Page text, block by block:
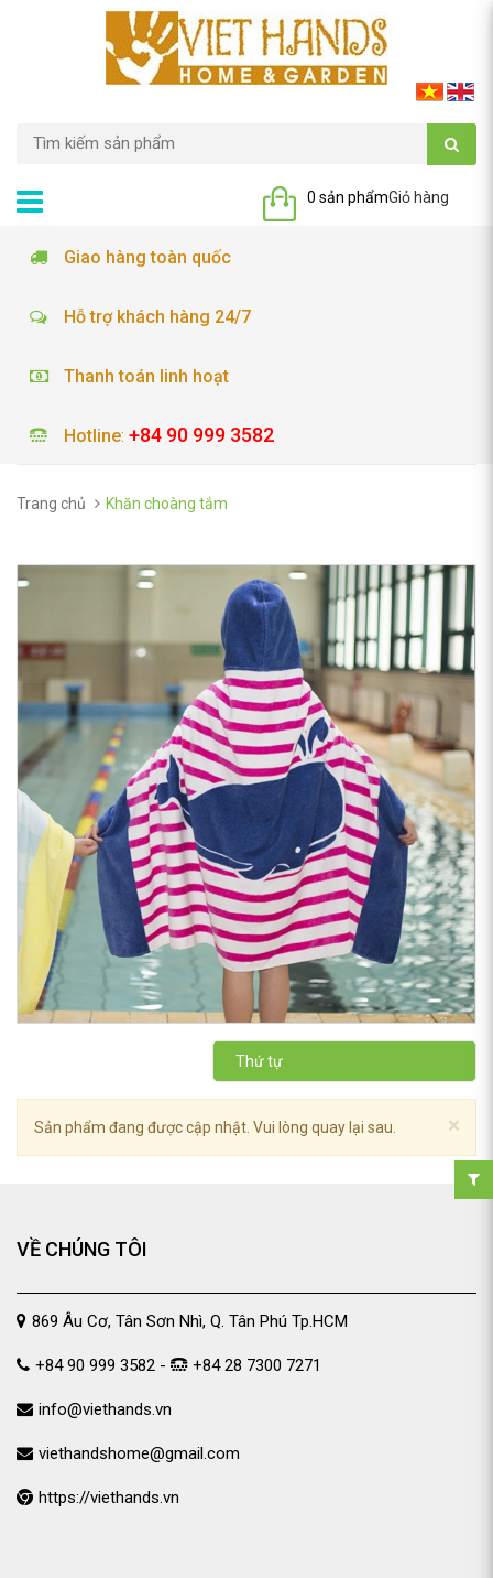
Giỏ hàng
0 sản phẩm
Giao hàng toàn quốc
Hỗ trợ khách hàng 24/7
Thanh toán linh hoạt
Hotline: +84 90 999 3582
Trang chủ Khăn choàng tắm
Thứ tự
×
Sản phẩm đang được cập nhật. Vui lòng quay lại sau.
VỀ CHÚNG TÔI
869 Âu Cơ, Tân Sơn Nhì, Q. Tân Phú Tp.HCM
+84 90 999 3582 - +84 28 7300 7271
info@viethands.vn
viethandshome@gmail.com
https://viethands.vn